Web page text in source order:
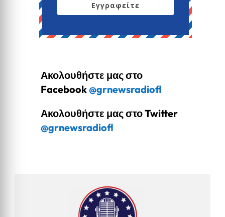
Εγγραφείτε
Ακολουθήστε μας στο
Facebook@grnewsradiofl
Ακολουθήστε μας στο Twitter
@grnewsradiofl